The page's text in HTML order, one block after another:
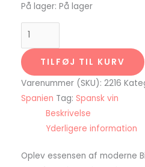
På lager: På lager
TILFØJ TIL KURV
Varenummer (SKU): 2216
Spanien Tag: Spansk vin
Beskrivelse
Yderligere information
Oplev essensen af moderne